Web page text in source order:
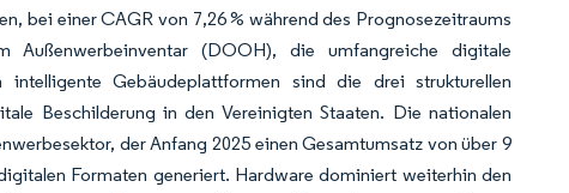
bei einer CAGR von 7,26 % während des Prognosezeitraums
Außenwerbeinventar (DOOH), die umfangreiche digitale
Gebäudeplattformen sind die drei strukturellen
Beschilderung in den Vereinigten Staaten. Die nationalen
der Anfang 2025 einen Gesamtumsatz von über 9
Formaten generiert. Hardware dominiert weiterhin den